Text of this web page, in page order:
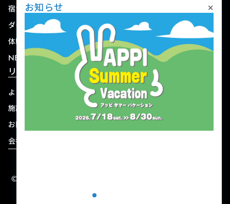
宿泊
ダイニング
体験
NEWS
ショップ
リゾート情報
よくある質問
施設連絡先一覧
お問い合わせ
会社概要
関連施設
資料ダウンロード
© 2004-2026 株式会社岩手ホテルアンドリゾート.
お知らせ ×